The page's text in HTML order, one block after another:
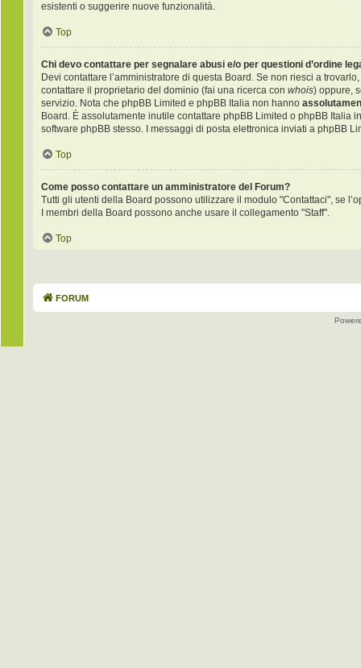
esistenti o suggerire nuove funzionalità.
Top
Chi devo contattare per segnalare abusi e/o per questioni d’ordine
Devi contattare l’amministratore di questa Board. Se non riesci a
contattare il proprietario del dominio (fai una ricerca con whois) oppure,
servizio. Nota che phpBB Limited e phpBB Italia non hanno
Board. È assolutamente inutile contattare phpBB Limited o phpBB
software phpBB stesso. I messaggi di posta elettronica inviati a phpBB
Top
Come posso contattare un amministratore del Forum?
Tutti gli utenti della Board possono utilizzare il modulo "Contattaci", se
I membri della Board possono anche usare il collegamento "Staff".
Top
FORUM